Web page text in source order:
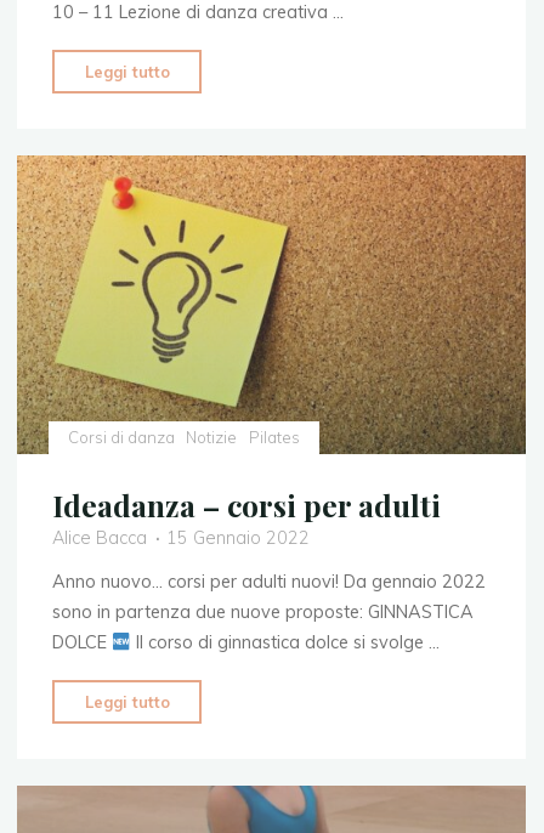
10 – 11 Lezione di danza creativa …
Leggi tutto
CON
Corsi di danza Notizie Pilates
Ideadanza – corsi per adulti
Alice Bacca
15 Gennaio 2022
Anno nuovo… corsi per adulti nuovi! Da gennaio 2022
sono in partenza due nuove proposte: GINNASTICA
DOLCE
Il corso di ginnastica dolce si svolge …
Leggi tutto
–
per
adulti"